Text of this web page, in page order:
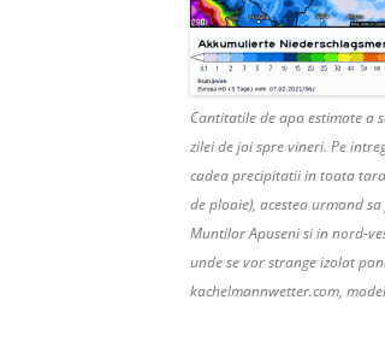
Cantitatile de apa estimate a
zilei de joi spre vineri. Pe
cadea precipitatii in toata
de ploaie), acestea urmand
Muntilor Apuseni si in nord-
unde se vor strange izolat
kachelmannwetter.com, model